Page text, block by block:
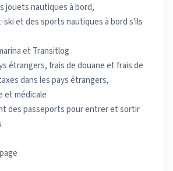
jouets nautiques à bord,
ski et des sports nautiques à bord s'ils
et Transitlog
étrangers, frais de douane et frais de
dans les pays étrangers,
et médicale
des passeports pour entrer et sortir
étrangers